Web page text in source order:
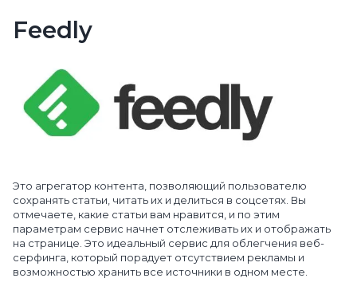
Feedly
Это агрегатор контента, позволяющий пользователю
сохранять статьи, читать их и делиться в соцсетях. Вы
отмечаете, какие статьи вам нравится, и по этим
параметрам сервис начнет отслеживать их и отображать
на странице. Это идеальный сервис для облегчения веб-
серфинга, который порадует отсутствием рекламы и
возможностью хранить все источники в одном месте.